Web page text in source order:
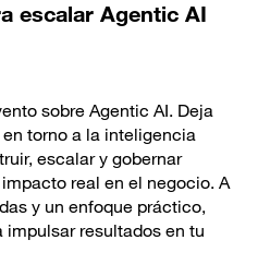
escalar Agentic AI
sobre Agentic AI. Deja
torno a la inteligencia
escalar y gobernar
real en el negocio. A
y un enfoque práctico,
resultados en tu